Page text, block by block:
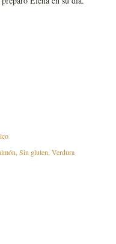
Sin gluten Verdura